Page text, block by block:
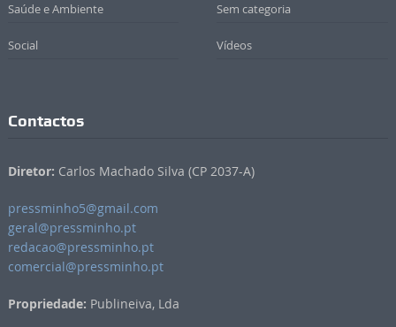
Saúde e Ambiente Sem categoria
Social Vídeos
Contactos
Diretor: Carlos Machado Silva (CP 2037-A)
pressminho5@gmail.com
geral@pressminho.pt
redacao@pressminho.pt
comercial@pressminho.pt
Propriedade: Publineiva, Lda